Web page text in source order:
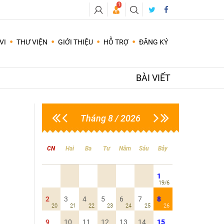
1
THƯ VIỆN GIỚI THIỆU HỖ TRỢ ĐĂNG KÝ
BÀI VIẾT
Tháng 8 / 2026
CN Hai Ba Tư Năm Sáu Bảy
1
19/6
2
20
3
21
4
22
5
23
6
24
7
25
8
26
9 10 11 12 13 14 15